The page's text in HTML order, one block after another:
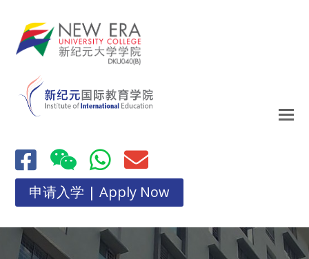
申请入学 | Apply Now